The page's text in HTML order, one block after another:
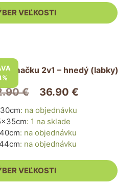
VEĽKOSTI
mačku 2v1 – hnedý (labky)
€ 36.90 €
: na objednávku
: 1 na sklade
: na objednávku
: na objednávku
VEĽKOSTI